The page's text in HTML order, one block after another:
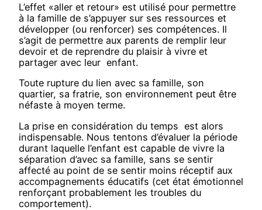
L’effet «aller et retour» est utilisé pour permettre
à la famille de s’appuyer sur ses ressources et
développer (ou renforcer) ses compétences. Il
s’agit de permettre aux parents de remplir leur
devoir et de reprendre du plaisir à vivre et
partager avec leur enfant.
Toute rupture du lien avec sa famille, son
quartier, sa fratrie, son environnement peut être
néfaste à moyen terme.
La prise en considération du temps est alors
indispensable. Nous tentons d’évaluer la période
durant laquelle l’enfant est capable de vivre la
séparation d’avec sa famille, sans se sentir
affecté au point de se sentir moins réceptif aux
accompagnements éducatifs (cet état émotionnel
renforçant probablement les troubles du
comportement).